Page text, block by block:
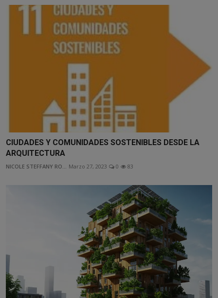
CIUDADES Y COMUNIDADES SOSTENIBLES DESDE LA
ARQUITECTURA
NICOLE STEFFANY RO... Marzo 27, 2023 0 83